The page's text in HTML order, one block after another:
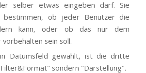
selber etwas eingeben darf. Sie
bestimmen, ob jeder Benutzer die
kann, oder ob das nur dem
sein soll.
Datumsfeld gewählt, ist die dritte
sondern "Darstellung".